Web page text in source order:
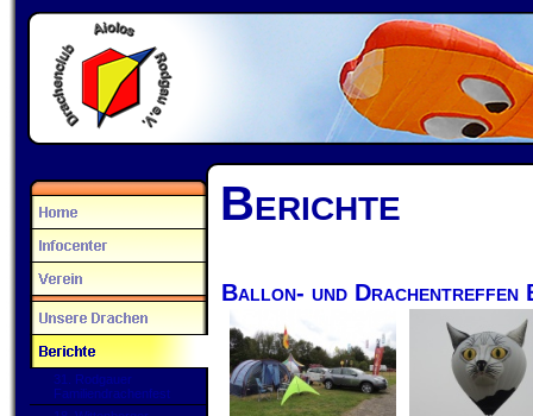
31. Rodgauer
Familiendrachenfest
Berichte
Ballon- und Drachentreffen